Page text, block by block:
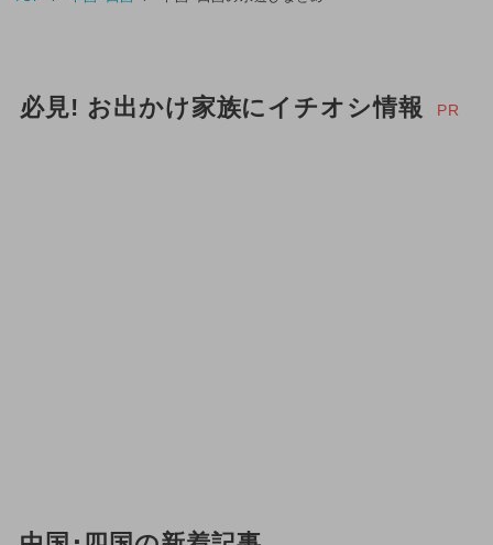
必見! お出かけ家族にイチオシ情報 PR